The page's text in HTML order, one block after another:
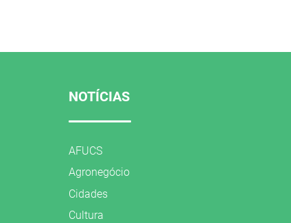
NOTÍCIAS
AFUCS
Agronegócio
Cidades
Cultura